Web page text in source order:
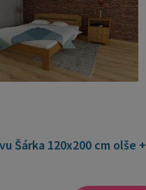
Šárka 120x200 cm olše +